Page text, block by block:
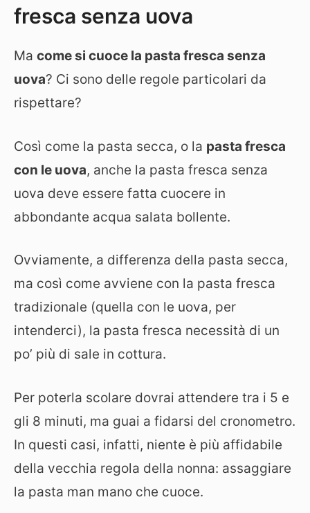
fresca senza uova
Ma come si cuoce la pasta fresca senza
uova? Ci sono delle regole particolari da
rispettare?
Così come la pasta secca, o la pasta fresca
con le uova, anche la pasta fresca senza
uova deve essere fatta cuocere in
abbondante acqua salata bollente.
Ovviamente, a differenza della pasta secca,
ma così come avviene con la pasta fresca
tradizionale (quella con le uova, per
intenderci), la pasta fresca necessità di un
po’ più di sale in cottura.
Per poterla scolare dovrai attendere tra i 5 e
gli 8 minuti, ma guai a fidarsi del cronometro.
In questi casi, infatti, niente è più affidabile
della vecchia regola della nonna: assaggiare
la pasta man mano che cuoce.